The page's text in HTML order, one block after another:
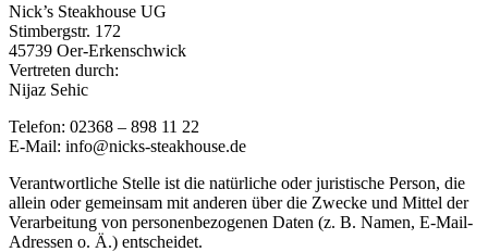
Nick’s Steakhouse UG
Stimbergstr. 172
45739 Oer-Erkenschwick
Vertreten durch:
Nijaz Sehic
Telefon: 02368 – 898 11 22
E-Mail: info@nicks-steakhouse.de
Verantwortliche Stelle ist die natürliche oder juristische Person, die
allein oder gemeinsam mit anderen über die Zwecke und Mittel der
Verarbeitung von personenbezogenen Daten (z. B. Namen, E-Mail-
Adressen o. Ä.) entscheidet.